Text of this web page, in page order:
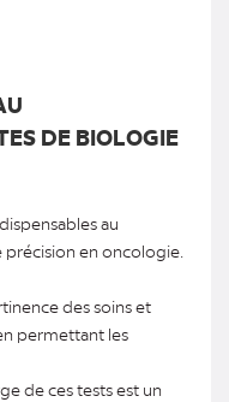
DE BIOLOGIE
au
en oncologie.
des soins et
permettant les
de ces tests est un